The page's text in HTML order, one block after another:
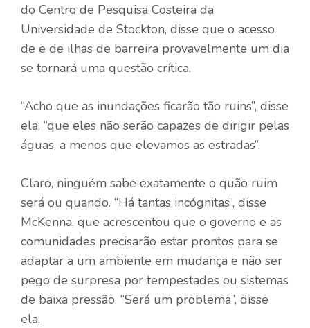
do Centro de Pesquisa Costeira da
Universidade de Stockton, disse que o acesso
de e de ilhas de barreira provavelmente um dia
se tornará uma questão crítica.
“Acho que as inundações ficarão tão ruins”, disse
ela, “que eles não serão capazes de dirigir pelas
águas, a menos que elevamos as estradas”.
Claro, ninguém sabe exatamente o quão ruim
será ou quando. “Há tantas incógnitas”, disse
McKenna, que acrescentou que o governo e as
comunidades precisarão estar prontos para se
adaptar a um ambiente em mudança e não ser
pego de surpresa por tempestades ou sistemas
de baixa pressão. “Será um problema”, disse
ela.